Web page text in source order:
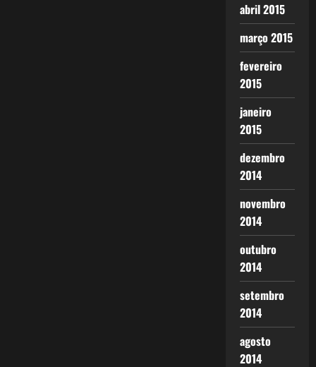
abril 2015
março 2015
fevereiro
2015
janeiro
2015
dezembro
2014
novembro
2014
outubro
2014
setembro
2014
agosto
2014